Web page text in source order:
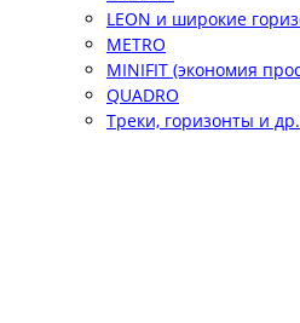
LEON и широкие
METRO
MINIFIT (экономия
QUADRO
Треки, горизонты и др.